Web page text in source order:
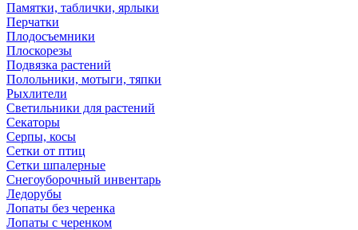
Памятки, таблички, ярлыки
Перчатки
Плодосъемники
Плоскорезы
Подвязка растений
Полольники, мотыги, тяпки
Рыхлители
Светильники для растений
Секаторы
Серпы, косы
Сетки от птиц
Сетки шпалерные
Снегоуборочный инвентарь
Ледорубы
Лопаты без черенка
Лопаты с черенком